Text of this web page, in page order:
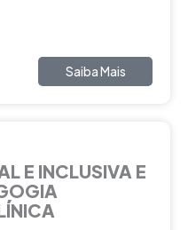
Saiba Mais
E INCLUSIVA E